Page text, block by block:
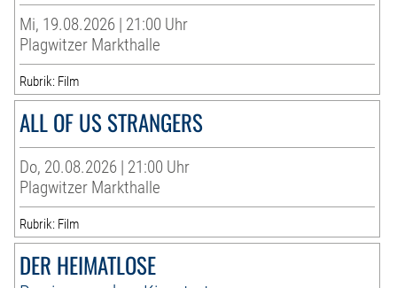
Mi, 19.08.2026 | 21:00 Uhr
Plagwitzer Markthalle
Rubrik: Film
ALL OF US STRANGERS
Do, 20.08.2026 | 21:00 Uhr
Plagwitzer Markthalle
Rubrik: Film
DER HEIMATLOSE